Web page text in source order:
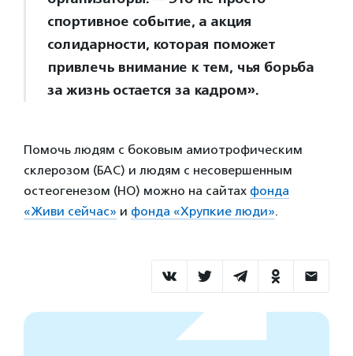
спортивное событие, а акция
солидарности, которая поможет
привлечь внимание к тем, чья борьба
за жизнь остается за кадром».
Помочь людям с боковым амиотрофическим
склерозом (БАС) и людям с несовершенным
остеогенезом (НО) можно на сайтах фонда
«Живи сейчас» и фонда «Хрупкие люди».